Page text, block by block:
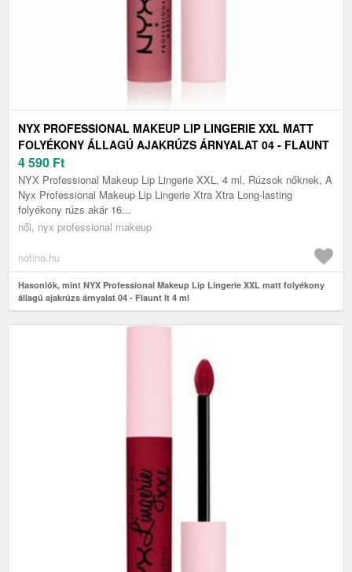
NYX PROFESSIONAL MAKEUP LIP LINGERIE XXL MATT
FOLYÉKONY ÁLLAGÚ AJAKRÚZS ÁRNYALAT 04 - FLAUNT
IT 4 ML
4 590 Ft
NYX Professional Makeup Lip Lingerie XXL, 4 ml, Rúzsok nőknek, A
Nyx Professional Makeup Lip Lingerie Xtra Xtra Long-lasting
folyékony rúzs akár 16...
női, nyx professional makeup
notino.hu
Hasonlók, mint NYX Professional Makeup Lip Lingerie XXL matt folyékony
állagú ajakrúzs árnyalat 04 - Flaunt It 4 ml